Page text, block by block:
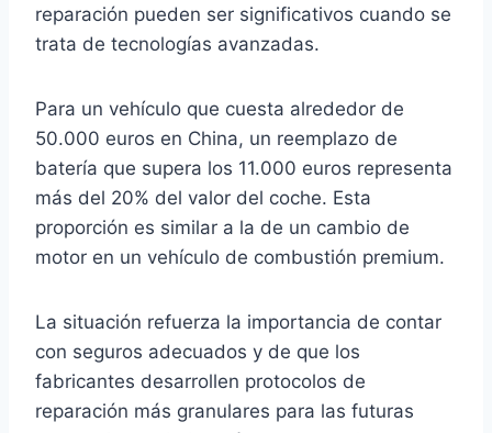
reparación pueden ser significativos cuando se
trata de tecnologías avanzadas.
Para un vehículo que cuesta alrededor de
50.000 euros en China, un reemplazo de
batería que supera los 11.000 euros representa
más del 20% del valor del coche. Esta
proporción es similar a la de un cambio de
motor en un vehículo de combustión premium.
La situación refuerza la importancia de contar
con seguros adecuados y de que los
fabricantes desarrollen protocolos de
reparación más granulares para las futuras